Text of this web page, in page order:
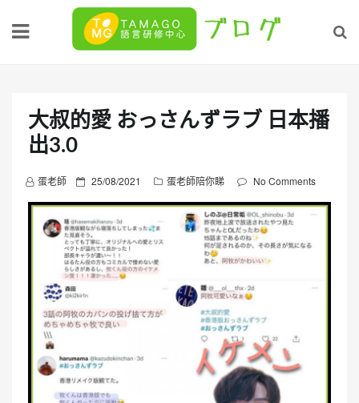
大叔的愛 おっさんずラブ 日本播
出3.0
蛋老師
P
o
s
t
e
d
o
n
25/08/2021 蛋老師陪你睇 No Comments